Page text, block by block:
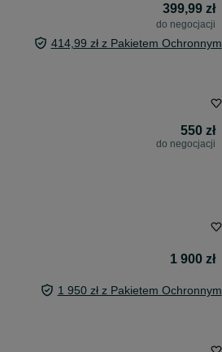
399,99 zł
do negocjacji
414,99 zł z Pakietem Ochronnym
550 zł
do negocjacji
1 900 zł
1 950 zł z Pakietem Ochronnym